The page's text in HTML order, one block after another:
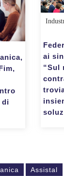
di
ai
“Sul
Assistal